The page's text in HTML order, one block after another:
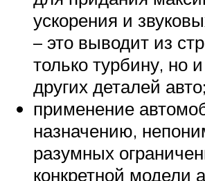
ускорения и
– это выводит из
только турбину, но
других деталей авто;
применение
назначению,
разумных
конкретной модели